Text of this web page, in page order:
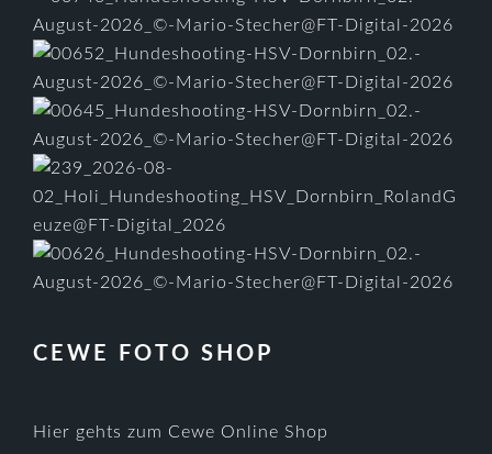
CEWE FOTO SHOP
Hier gehts zum Cewe Online Shop